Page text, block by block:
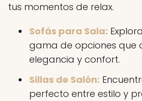
tus momentos de relax.
Sofás para Sala:
gama de opciones que
elegancia y confort.
Sillas de Salón:
perfecto entre estilo y